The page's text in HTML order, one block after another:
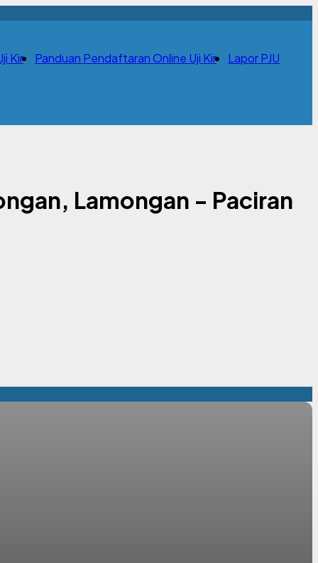
Kir Panduan Pendaftaran Online Uji Kir Lapor PJU
Lamongan - Paciran